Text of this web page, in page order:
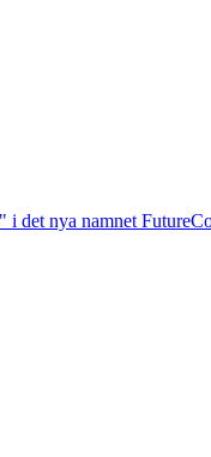
det nya namnet